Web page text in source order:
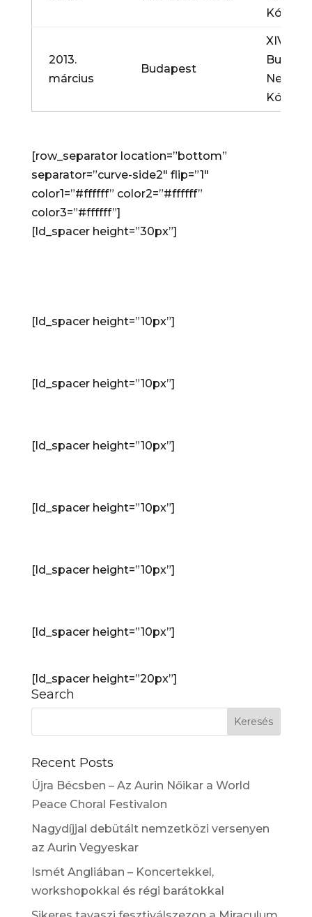
2013.
március
Budapest
XIV.
[row_separator location=”bottom”
separator=”curve-side2″ flip=”1″
color1=”#ffffff” color2=”#ffffff”
color3=”#ffffff”]
[ld_spacer height=”30px”]
[ld_spacer height=”10px”]
[ld_spacer height=”10px”]
[ld_spacer height=”10px”]
[ld_spacer height=”10px”]
[ld_spacer height=”10px”]
[ld_spacer height=”10px”]
[ld_spacer height=”20px”]
Search
Recent Posts
Újra Bécsben – Az Aurin Nőikar a World
Peace Choral Festivalon
Nagydíjjal debütált nemzetközi versenyen
az Aurin Vegyeskar
Ismét Angliában – Koncertekkel,
workshopokkal és régi barátokkal